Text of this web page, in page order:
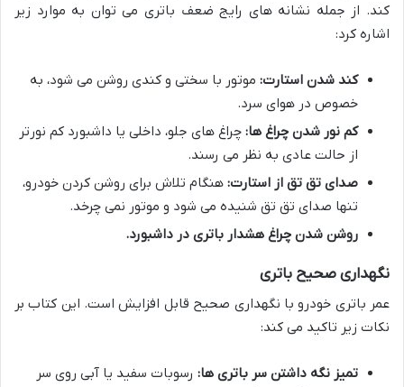
کند. از جمله نشانه های رایج ضعف باتری می توان به موارد زیر
اشاره کرد:
کند شدن استارت: موتور با سختی و کندی روشن می شود، به
خصوص در هوای سرد.
کم نور شدن چراغ ها: چراغ های جلو، داخلی یا داشبورد کم نورتر
از حالت عادی به نظر می رسند.
صدای تق تق از استارت: هنگام تلاش برای روشن کردن خودرو،
تنها صدای تق تق شنیده می شود و موتور نمی چرخد.
روشن شدن چراغ هشدار باتری در داشبورد.
نگهداری صحیح باتری
عمر باتری خودرو با نگهداری صحیح قابل افزایش است. این کتاب بر
نکات زیر تاکید می کند:
تمیز نگه داشتن سر باتری ها: رسوبات سفید یا آبی روی سر